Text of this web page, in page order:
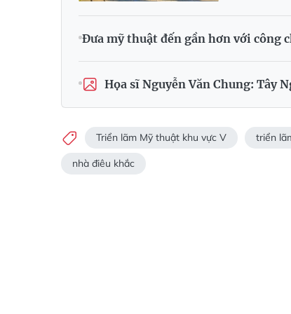
Đưa mỹ thuật đến gần hơn với công
Họa sĩ Nguyễn Văn Chung: Tây
Triển lãm Mỹ thuật khu vực V triển
nhà điêu khắc